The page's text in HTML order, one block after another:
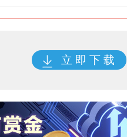
立 即 下 载